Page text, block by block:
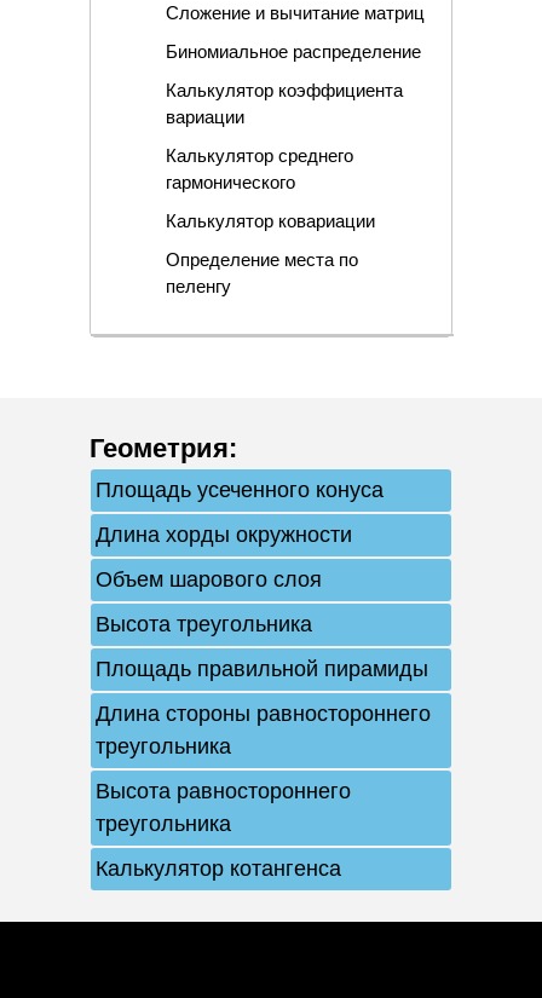
Сложение и вычитание матриц
Биномиальное распределение
Калькулятор коэффициента
вариации
Калькулятор среднего
гармонического
Калькулятор ковариации
Определение места по
пеленгу
Геометрия:
Площадь усеченного конуса
Длина хорды окружности
Объем шарового слоя
Высота треугольника
Площадь правильной пирамиды
Длина стороны равностороннего
треугольника
Высота равностороннего
треугольника
Калькулятор котангенса